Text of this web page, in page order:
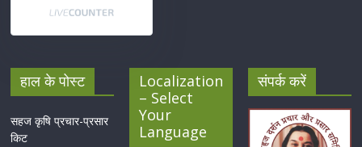
हाल के पोस्ट
सहज कृषि प्रचार-प्रसार
किट
Localization
– Select
Your
Language
संपर्क करें